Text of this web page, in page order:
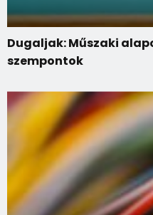
Dugaljak: Műszaki
szempontok